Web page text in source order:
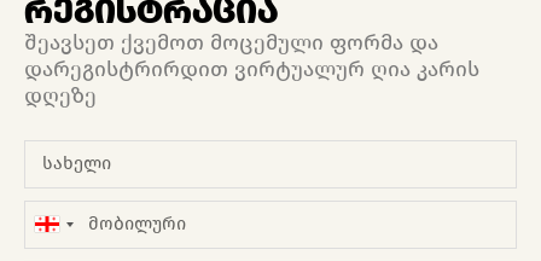
რეგისტრაცია
შეავსეთ ქვემოთ მოცემული ფორმა და
დარეგისტრირდით ვირტუალურ ღია კარის
დღეზე
Georgia
+995